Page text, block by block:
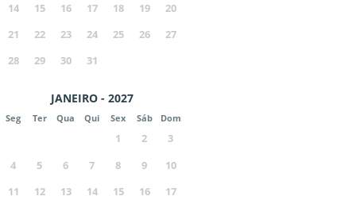
14
15 16 17 18 19
20
21
22 23 24 25 26
27
28
29 30 31
JANEIRO - 2027
Seg Ter Qua Qui Sex Sáb Dom
1 2
3
4
5 6 7 8 9
10
11
12 13 14 15 16
17